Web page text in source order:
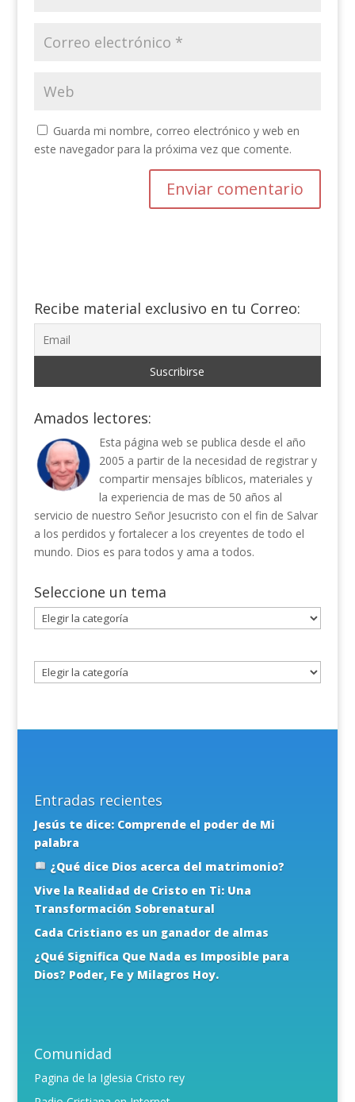
Guarda mi nombre, correo electrónico y web en
este navegador para la próxima vez que comente.
Recibe material exclusivo en tu Correo:
Amados lectores:
Esta página web se publica desde el año
2005 a partir de la necesidad de registrar y
compartir mensajes bíblicos, materiales y
la experiencia de mas de 50 años al
servicio de nuestro Señor Jesucristo con el fin de Salvar
a los perdidos y fortalecer a los creyentes de todo el
mundo. Dios es para todos y ama a todos.
Seleccione un tema
Seleccione
un
Entradas recientes
Jesús te dice: Comprende el poder de Mi
palabra
¿Qué dice Dios acerca del matrimonio?
Vive la Realidad de Cristo en Ti: Una
Transformación Sobrenatural
Cada Cristiano es un ganador de almas
¿Qué Significa Que Nada es Imposible para
Dios? Poder, Fe y Milagros Hoy.
Comunidad
Pagina de la Iglesia Cristo rey